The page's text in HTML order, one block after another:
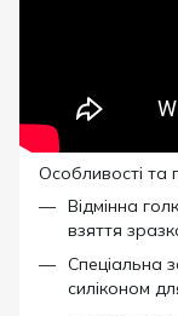
Особливості та
Відмінна
взяття
Спеціальна
силіконом